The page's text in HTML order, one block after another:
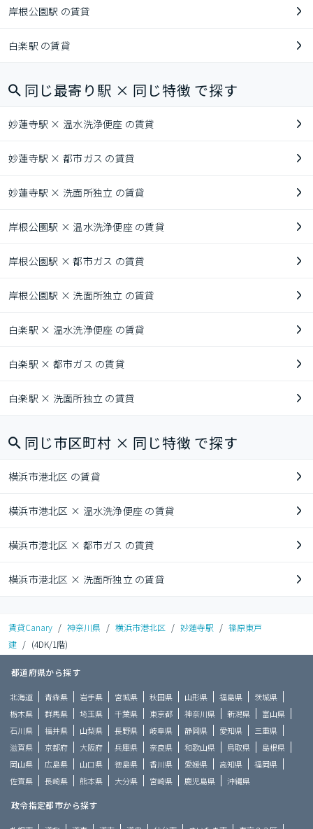
岸根公園駅 の賃貸
白楽駅 の賃貸
同じ最寄り駅 × 同じ特徴 で探す
妙蓮寺駅 × 温水洗浄便座 の賃貸
妙蓮寺駅 × 都市ガス の賃貸
妙蓮寺駅 × 洗面所独立 の賃貸
岸根公園駅 × 温水洗浄便座 の賃貸
岸根公園駅 × 都市ガス の賃貸
岸根公園駅 × 洗面所独立 の賃貸
白楽駅 × 温水洗浄便座 の賃貸
白楽駅 × 都市ガス の賃貸
白楽駅 × 洗面所独立 の賃貸
同じ市区町村 × 同じ特徴 で探す
横浜市港北区 の賃貸
横浜市港北区 × 温水洗浄便座 の賃貸
横浜市港北区 × 都市ガス の賃貸
横浜市港北区 × 洗面所独立 の賃貸
賃貸Canary / 神奈川県 / 横浜市港北区 / 妙蓮寺駅 / 篠原東戸
建 / (4DK/1階)
都道府県から探す
北海道 青森県 岩手県 宮城県 秋田県 山形県 福島県
茨城県
栃木県
群馬県 埼玉県 千葉県 東京都 神奈川県 新潟県
富山県
石川県
福井県 山梨県 長野県 岐阜県 静岡県 愛知県
三重県
滋賀県
京都府 大阪府 兵庫県 奈良県 和歌山県 鳥取県
島根県
岡山県
広島県 山口県 徳島県 香川県 愛媛県 高知県
福岡県
佐賀県
長崎県 熊本県 大分県 宮崎県 鹿児島県 沖縄県
政令指定都市から探す